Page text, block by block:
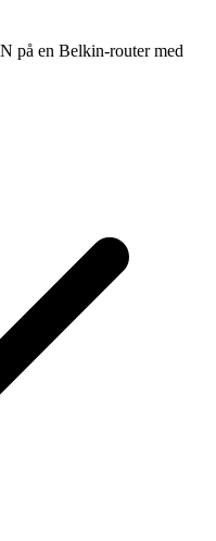
på en Belkin-router med